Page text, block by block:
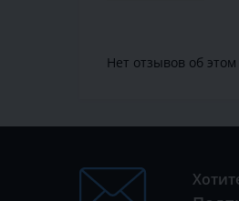
Нет отзывов об этом